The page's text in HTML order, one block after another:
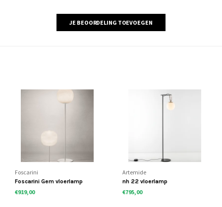
JE BEOORDELING TOEVOEGEN
Foscarini
Foscarini Gem vloerlamp
€919,00
Artemide
nh 22 vloerlamp
€795,00